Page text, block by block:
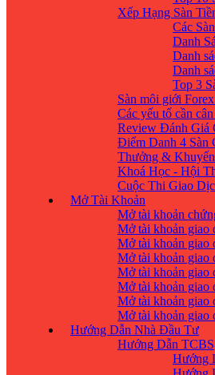
Xếp Hạng Sàn
Các
Danh
Danh
Danh
Top 3
Sàn môi giới
Các yếu tố cần
Review Đánh Giá
Điểm Danh 4 Sàn
Thưởng &
Khoá Học - Hội
Cuộc Thi Giao
Mở Tài Khoản
Mở tài khoản
Mở tài khoản giao
Mở tài khoản giao
Mở tài khoản giao
Mở tài khoản giao
Mở tài khoản giao
Mở tài khoản giao
Mở tài khoản giao
Hướng Dẫn Nhà Đầu Tư
Hướng Dẫn TCBS
Hướng